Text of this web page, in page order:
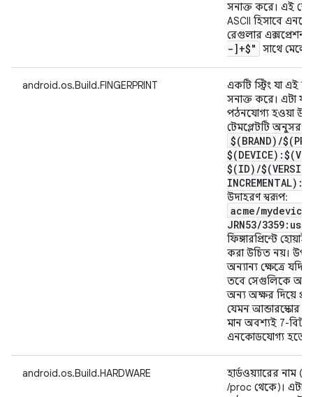
সনাক্ত করে। এই
ASCII হিসাবে
রেগুলার এক্সপ্রেশন
-]+$"
সাথে মেলে।
android.os.Build.FINGERPRINT
একটি স্ট্রিং যা এই
সনাক্ত করে। এটা
পঠনযোগ্য হওয়া
টেমপ্লেটটি অনুসরণ
$(BRAND) /
$(ID) /$(VERSION
উদাহরণ স্বরূপ:
acme/mydevice
JRN53/
ফিঙ্গারপ্রিন্টে
করা উচিত নয়।
অন্যান্য ক্ষেত্রে যদি
তবে সেগুলিকে
অন্য অক্ষর দিয়ে
যেমন আন্ডারস্কোর
মান অবশ্যই 7-বিট
এনকোডযোগ্য হতে
android.os.Build.HARDWARE
হার্ডওয়্যারের নাম
/proc থেকে)। এটা